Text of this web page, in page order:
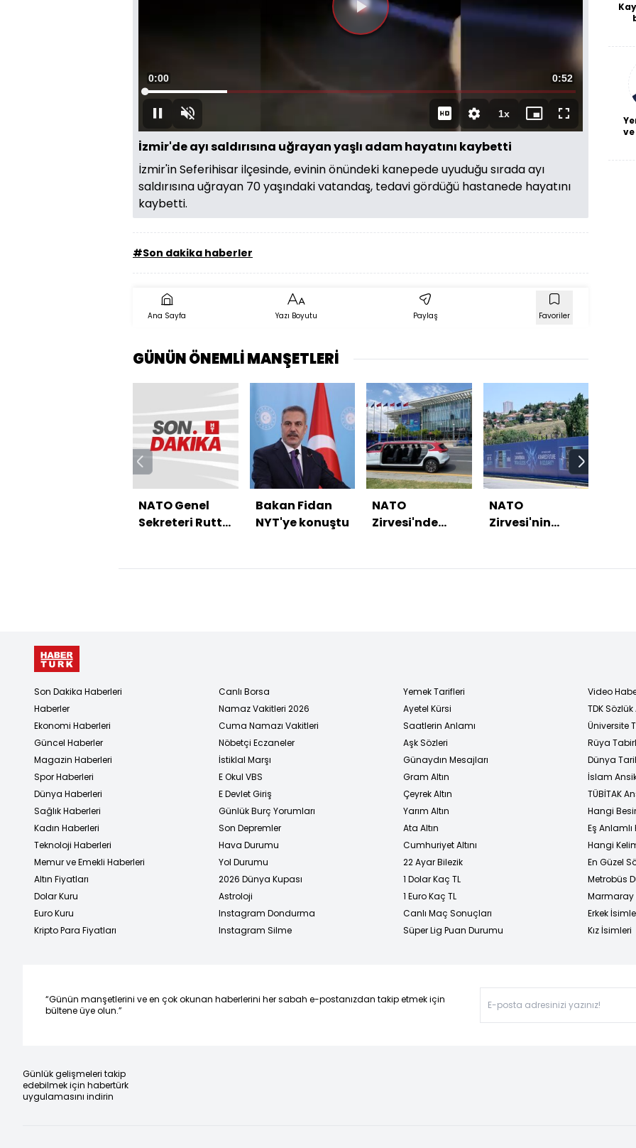
Videoyu
DuraklatSesi
Aç
Süre
0:00 Toplam
Süre
0:52
Yüklendi:
19.04%
1xOynatma
Hızı
Mini
oynatıcı
Tam
Ekran
İzmir'de ayı saldırısına uğrayan yaşlı adam hayatını kaybetti
İzmir'in Seferihisar ilçesinde, evinin önündeki kanepede uyuduğu sırada ayı
saldırısına uğrayan 70 yaşındaki vatandaş, tedavi gördüğü hastanede hayatını
kaybetti.
#Son dakika haberler
Ana Sayfa Yazı Boyutu Paylaş Favoriler
GÜNÜN ÖNEMLİ MANŞETLERİ
NATO Genel
Sekreteri Rutte
Bakan Fidan
NYT'ye konuştu
NATO
Zirvesi'nde
NATO
Zirvesi'nin
Son Dakika Haberleri
Haberler
Ekonomi Haberleri
Güncel Haberler
Magazin Haberleri
Spor Haberleri
Dünya Haberleri
Sağlık Haberleri
Kadın Haberleri
Teknoloji Haberleri
Memur ve Emekli Haberleri
Altın Fiyatları
Dolar Kuru
Euro Kuru
Kripto Para Fiyatları
Canlı Borsa
Namaz Vakitleri 2026
Cuma Namazı Vakitleri
Nöbetçi Eczaneler
İstiklal Marşı
E Okul VBS
E Devlet Giriş
Günlük Burç Yorumları
Son Depremler
Hava Durumu
Yol Durumu
2026 Dünya Kupası
Astroloji
Instagram Dondurma
Instagram Silme
Yemek Tarifleri
Ayetel Kürsi
Saatlerin Anlamı
Aşk Sözleri
Günaydın Mesajları
Gram Altın
Çeyrek Altın
Yarım Altın
Ata Altın
Cumhuriyet Altını
22 Ayar Bilezik
1 Dolar Kaç TL
1 Euro Kaç TL
Canlı Maç Sonuçları
Süper Lig Puan Durumu
Video
TDK
Üniversite
Rüya
Dünya
İslam
TÜBİTAK
Hangi
Eş
Hangi
En Güzel
Metrobüs
Marmaray
Erkek
Kız İsimleri
“Günün manşetlerini ve en çok okunan haberlerini her sabah e-postanızdan takip etmek için
bültene üye olun.”
Günlük gelişmeleri takip
edebilmek için habertürk
uygulamasını indirin